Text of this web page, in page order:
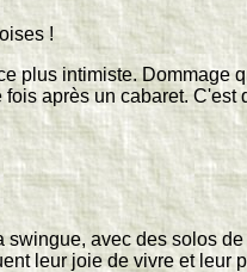
!
plus intimiste. Dommage
après un cabaret. C'est
avec des solos
leur joie de vivre et leur